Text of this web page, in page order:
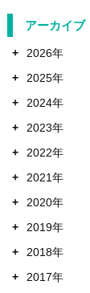
アーカイブ
+
2026年
+
2025年
+
2024年
+
2023年
+
2022年
+
2021年
+
2020年
+
2019年
+
2018年
+
2017年